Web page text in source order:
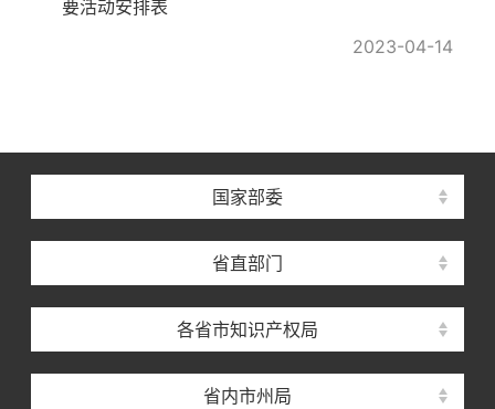
要活动安排表
2023-04-14
国家部委
省直部门
各省市知识产权局
省内市州局